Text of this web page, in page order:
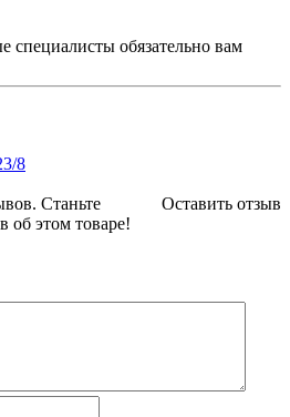
обязательно вам
8
Оставить отзыв
Станьте
об этом товаре!